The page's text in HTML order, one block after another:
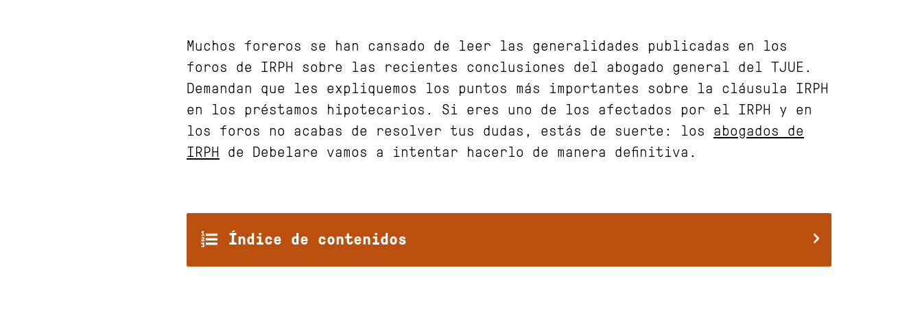
Muchos foreros se han cansado de leer las generalidades publicadas en los
foros de IRPH sobre las recientes conclusiones del abogado general del TJUE.
Demandan que les expliquemos los puntos más importantes sobre la cláusula IRPH
en los préstamos hipotecarios. Si eres uno de los afectados por el IRPH y en
los foros no acabas de resolver tus dudas, estás de suerte: los abogados de
IRPH de Debelare vamos a intentar hacerlo de manera definitiva.
Índice de contenidos